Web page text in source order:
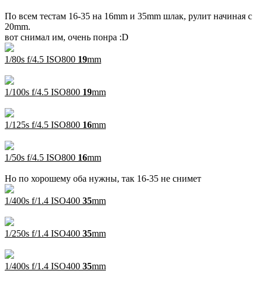
По всем тестам 16-35 на 16mm и 35mm шлак, рулит начиная с
20mm.
вот снимал им, очень понра :D
1/80s f/4.5 ISO800 19mm
1/100s f/4.5 ISO800 19mm
1/125s f/4.5 ISO800 16mm
1/50s f/4.5 ISO800 16mm
Но по хорошему оба нужны, так 16-35 не снимет
1/400s f/1.4 ISO400 35mm
1/250s f/1.4 ISO400 35mm
1/400s f/1.4 ISO400 35mm